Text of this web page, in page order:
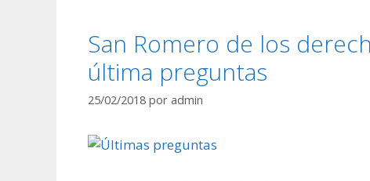
San Romero de los
última preguntas
25/02/2018 por admin